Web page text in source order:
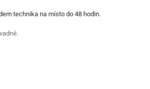
technika na místo do 48 hodin.